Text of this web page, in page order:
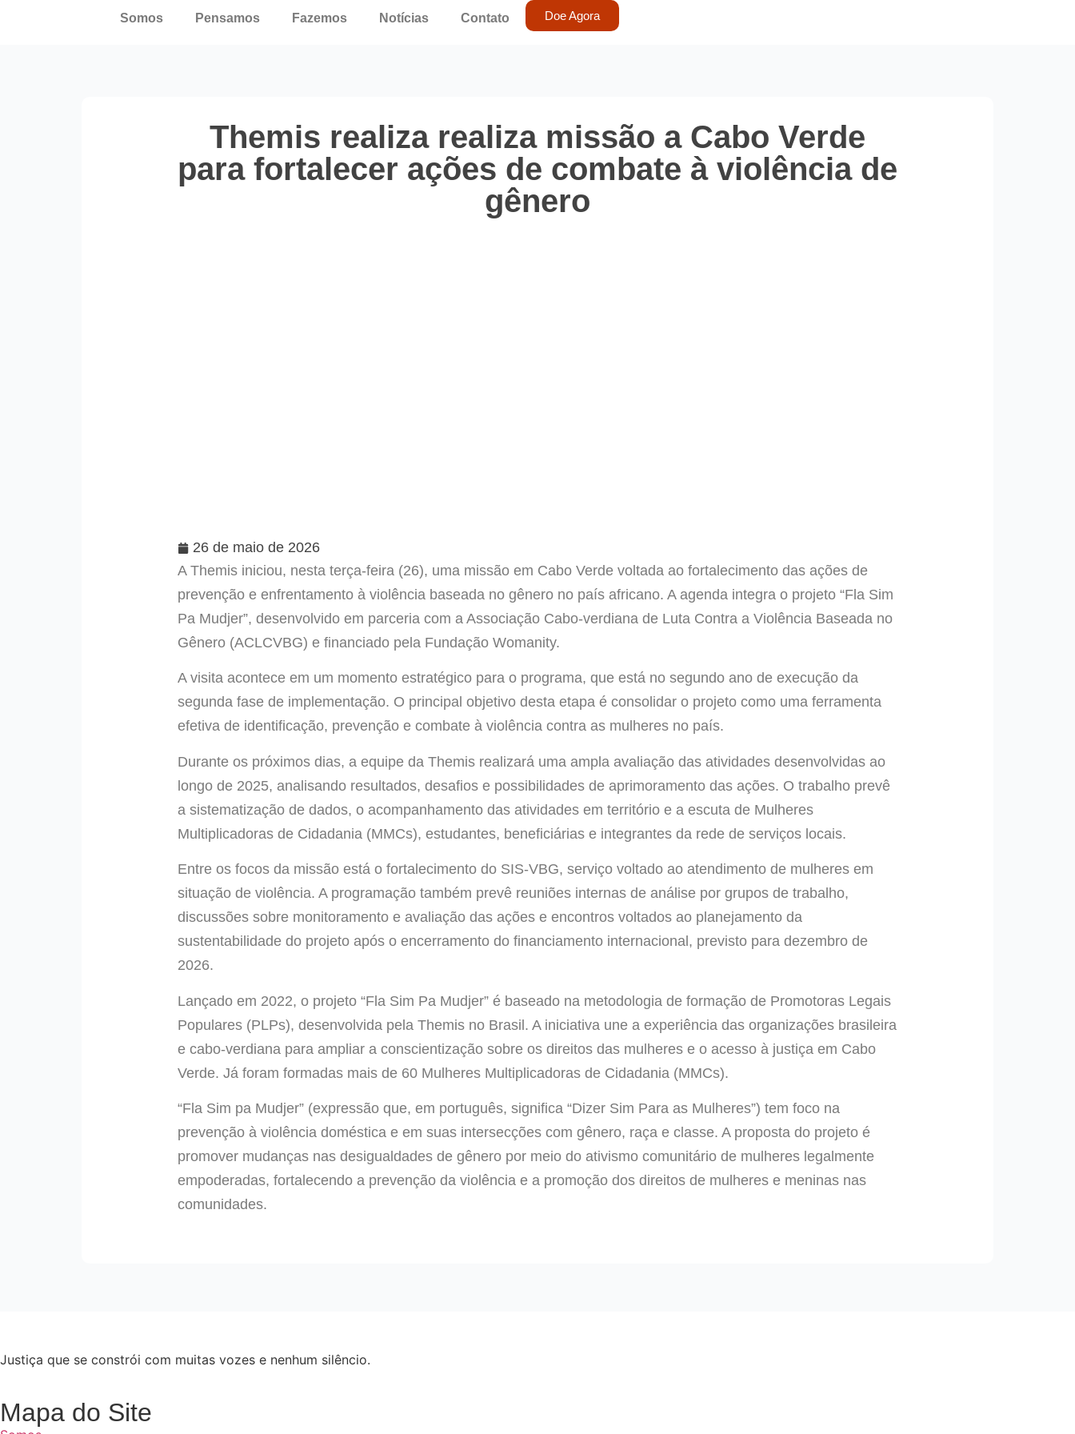
Somos Pensamos Fazemos Notícias Contato Doe Agora
Themis realiza realiza missão a Cabo Verde
para fortalecer ações de combate à violência de
gênero
26 de maio de 2026
A Themis iniciou, nesta terça-feira (26), uma missão em Cabo Verde voltada ao fortalecimento das ações de
prevenção e enfrentamento à violência baseada no gênero no país africano. A agenda integra o projeto “Fla Sim
Pa Mudjer”, desenvolvido em parceria com a Associação Cabo-verdiana de Luta Contra a Violência Baseada no
Gênero (ACLCVBG) e financiado pela Fundação Womanity.
A visita acontece em um momento estratégico para o programa, que está no segundo ano de execução da
segunda fase de implementação. O principal objetivo desta etapa é consolidar o projeto como uma ferramenta
efetiva de identificação, prevenção e combate à violência contra as mulheres no país.
Durante os próximos dias, a equipe da Themis realizará uma ampla avaliação das atividades desenvolvidas ao
longo de 2025, analisando resultados, desafios e possibilidades de aprimoramento das ações. O trabalho prevê
a sistematização de dados, o acompanhamento das atividades em território e a escuta de Mulheres
Multiplicadoras de Cidadania (MMCs), estudantes, beneficiárias e integrantes da rede de serviços locais.
Entre os focos da missão está o fortalecimento do SIS-VBG, serviço voltado ao atendimento de mulheres em
situação de violência. A programação também prevê reuniões internas de análise por grupos de trabalho,
discussões sobre monitoramento e avaliação das ações e encontros voltados ao planejamento da
sustentabilidade do projeto após o encerramento do financiamento internacional, previsto para dezembro de
2026.
Lançado em 2022, o projeto “Fla Sim Pa Mudjer” é baseado na metodologia de formação de Promotoras Legais
Populares (PLPs), desenvolvida pela Themis no Brasil. A iniciativa une a experiência das organizações brasileira
e cabo-verdiana para ampliar a conscientização sobre os direitos das mulheres e o acesso à justiça em Cabo
Verde. Já foram formadas mais de 60 Mulheres Multiplicadoras de Cidadania (MMCs).
“Fla Sim pa Mudjer” (expressão que, em português, significa “Dizer Sim Para as Mulheres”) tem foco na
prevenção à violência doméstica e em suas intersecções com gênero, raça e classe. A proposta do projeto é
promover mudanças nas desigualdades de gênero por meio do ativismo comunitário de mulheres legalmente
empoderadas, fortalecendo a prevenção da violência e a promoção dos direitos de mulheres e meninas nas
comunidades.
Justiça que se constrói com muitas vozes e nenhum silêncio.
Mapa do Site